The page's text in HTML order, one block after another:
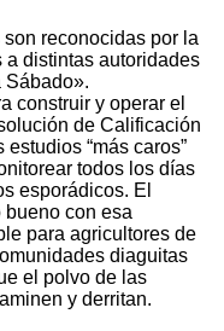
reconocidas por la
a distintas autoridades
Sábado».
construir y operar el
de Calificación
“más caros”
todos los días
esporádicos. El
con esa
para agricultores de
diaguitas
el polvo de las
y derritan.